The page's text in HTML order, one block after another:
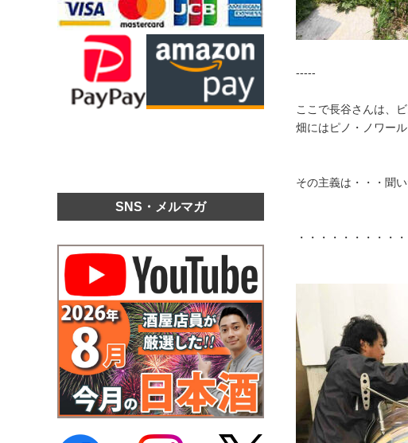
-----
ここで長谷さんは、
畑にはピノ・ノワー
その主義は・・・聞
・・・・・・・・・
SNS・メルマガ